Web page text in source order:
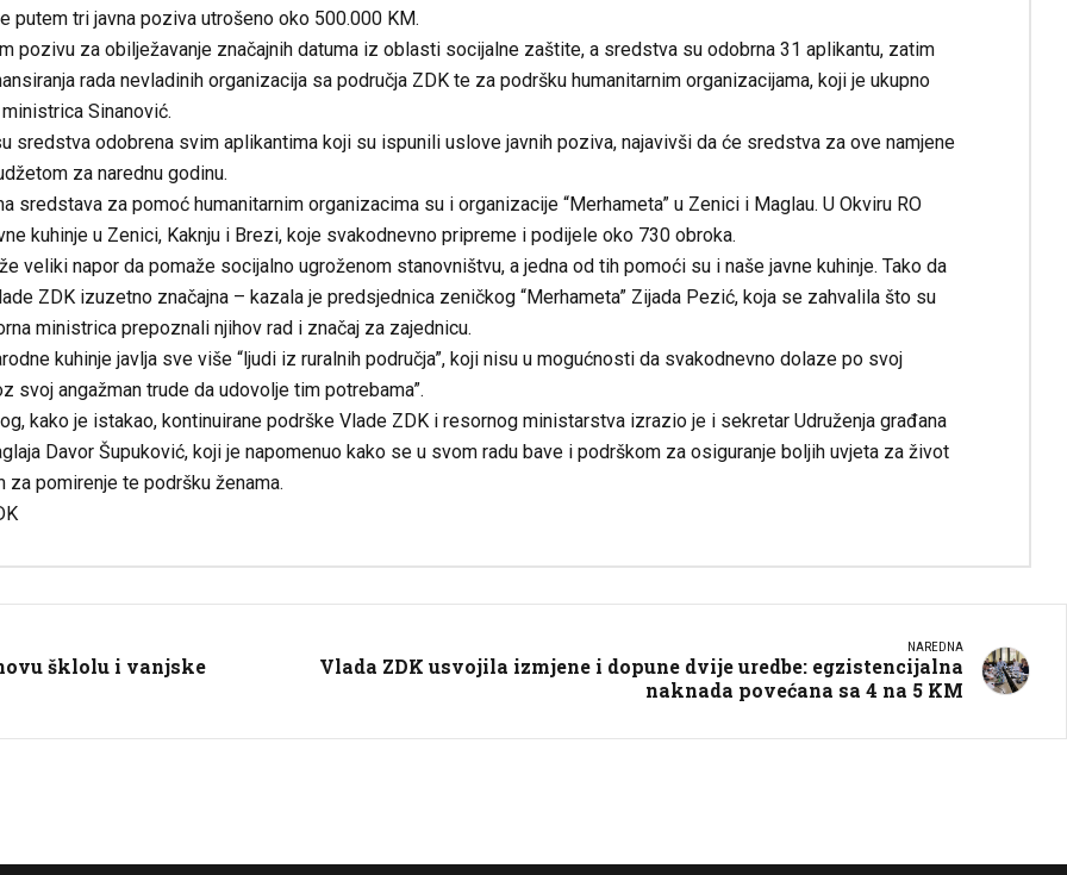
putem tri javna poziva utrošeno oko 500.000 KM.
pozivu za obilježavanje značajnih datuma iz oblasti socijalne zaštite, a sredstva su odobrna 31 aplikantu, zatim
rada nevladinih organizacija sa područja ZDK te za podršku humanitarnim organizacijama, koji je ukupno
Sinanović.
sredstva odobrena svim aplikantima koji su ispunili uslove javnih poziva, najavivši da će sredstva za ove namjene
za narednu godinu.
sredstava za pomoć humanitarnim organizacima su i organizacije “Merhameta” u Zenici i Maglau. U Okviru RO
kuhinje u Zenici, Kaknju i Brezi, koje svakodnevno pripreme i podijele oko 730 obroka.
veliki napor da pomaže socijalno ugroženom stanovništvu, a jedna od tih pomoći su i naše javne kuhinje. Tako da
ZDK izuzetno značajna – kazala je predsjednica zeničkog “Merhameta” Zijada Pezić, koja se zahvalila što su
ministrica prepoznali njihov rad i značaj za zajednicu.
kuhinje javlja sve više “ljudi iz ruralnih područja”, koji nisu u mogućnosti da svakodnevno dolaze po svoj
svoj angažman trude da udovolje tim potrebama”.
kako je istakao, kontinuirane podrške Vlade ZDK i resornog ministarstva izrazio je i sekretar Udruženja građana
Davor Šupuković, koji je napomenuo kako se u svom radu bave i podrškom za osiguranje boljih uvjeta za život
za pomirenje te podršku ženama.
šklolu i vanjske
NAREDNA
Vlada ZDK usvojila izmjene i dopune dvije uredbe: egzistencijalna
naknada povećana sa 4 na 5 KM